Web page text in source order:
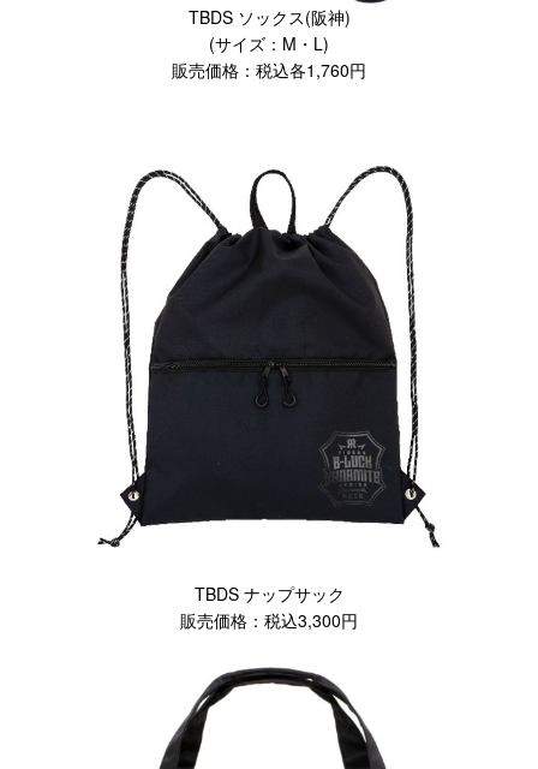
TBDS ソックス(阪神)
(サイズ：M・L)
販売価格：税込各1,760円
TBDS ナップサック
販売価格：税込3,300円